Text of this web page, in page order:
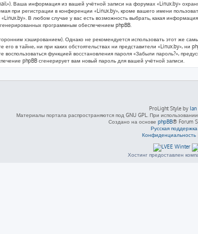
Ваша информация из вашей учётной записи на форумах «Linux.by»
при регистрации в конференции «Linux.by», кроме вашего имени
В любом случае у вас есть возможность выбрать, какая
программным обеспечением phpBB.
хэшированием). Однако не рекомендуется использовать этот же
его в тайне, ни при каких обстоятельствах ни представители «Linux.by»,
воспользоваться функцией восстановления пароля «Забыли пароль?»,
phpBB сгенерирует вам новый пароль для вашей учётной записи.
ProLight Style by Ian
Материалы портала распространяются под GNU GPL. При
Создано на основе phpBB® Forum
Русская
Конфиденциальность
Хостинг предоставлен